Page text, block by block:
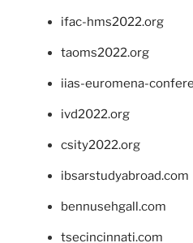
ifac-hms2022.org
taoms2022.org
iias-euromena-
ivd2022.org
csity2022.org
ibsarstudyabroad.com
bennusehgall.com
tsecincinnati.com